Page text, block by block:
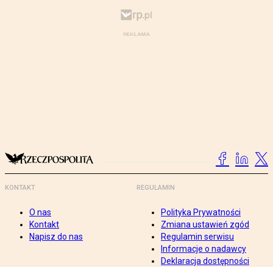
KONTAKT
O nas
Kontakt
Napisz do nas
REGULAMIN
Polityka Prywatności
Zmiana ustawień zgód
Regulamin serwisu
Informacje o nadawcy
Deklaracja dostępności